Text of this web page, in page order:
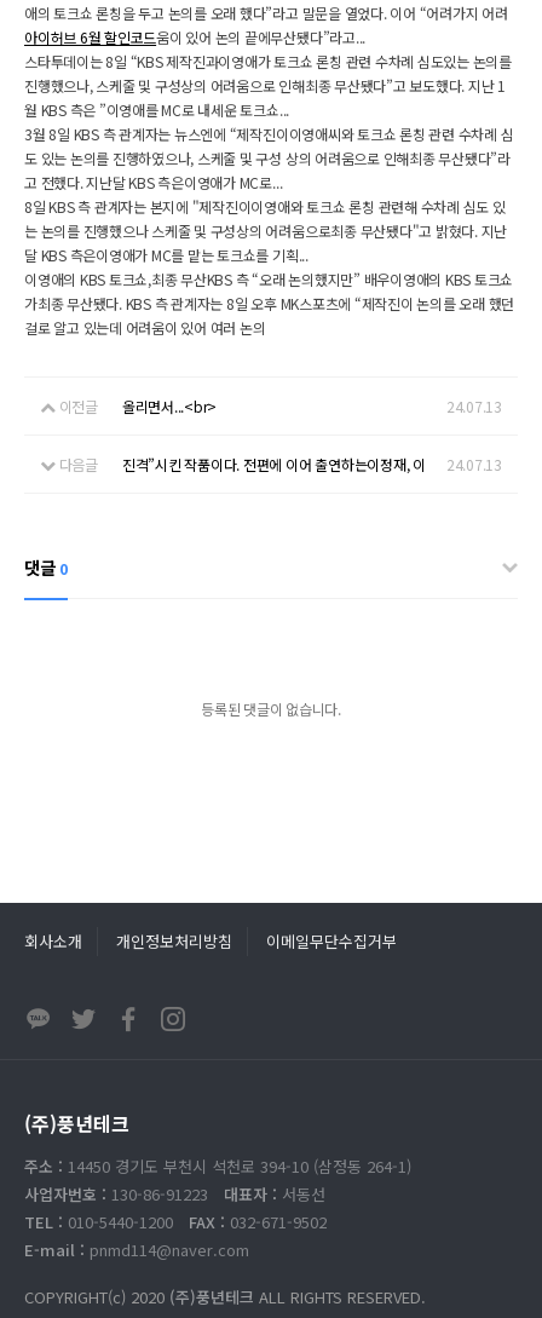
애의 토크쇼 론칭을 두고 논의를 오래 했다”라고 말문을 열었다. 이어 “어려가지 어려
아이허브 6월 할인코드움이 있어 논의 끝에무산됐다”라고...
스타투데이는 8일 “KBS 제작진과이영애가 토크쇼 론칭 관련 수차례 심도있는 논의를
진행했으나, 스케줄 및 구성상의 어려움으로 인해최종 무산됐다”고 보도했다. 지난 1
월 KBS 측은 ”이영애를 MC로 내세운 토크쇼...
3월 8일 KBS 측 관계자는 뉴스엔에 “제작진이이영애씨와 토크쇼 론칭 관련 수차례 심
도 있는 논의를 진행하였으나, 스케줄 및 구성 상의 어려움으로 인해최종 무산됐다”라
고 전했다. 지난달 KBS 측은이영애가 MC로...
8일 KBS 측 관계자는 본지에 "제작진이이영애와 토크쇼 론칭 관련해 수차례 심도 있
는 논의를 진행했으나 스케줄 및 구성상의 어려움으로최종 무산됐다"고 밝혔다. 지난
달 KBS 측은이영애가 MC를 맡는 토크쇼를 기획...
이영애의 KBS 토크쇼,최종 무산KBS 측 “오래 논의했지만” 배우이영애의 KBS 토크쇼
가최종 무산됐다. KBS 측 관계자는 8일 오후 MK스포츠에 “제작진이 논의를 오래 했던
걸로 알고 있는데 어려움이 있어 여러 논의
이전글 올리면서...<br> 24.07.13
다음글 진격”시킨 작품이다. 전편에 이어 출연하는이정재, 이 24.07.13
댓글 0
등록된 댓글이 없습니다.
회사소개 개인정보처리방침 이메일무단수집거부
(주)풍년테크
주소 : 14450 경기도 부천시 석천로 394-10 (삼정동 264-1)
사업자번호 : 130-86-91223 대표자 : 서동선
TEL : 010-5440-1200 FAX : 032-671-9502
E-mail : pnmd114@naver.com
COPYRIGHT(c) 2020 (주)풍년테크 ALL RIGHTS RESERVED.